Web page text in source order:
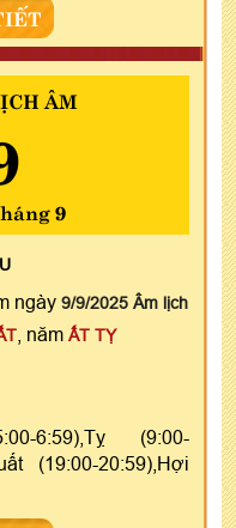
ÂM
9
ngày 9/9/2025 Âm lịch
, năm ẤT TỴ
6:59),Tỵ (9:00-
(19:00-20:59),Hợi